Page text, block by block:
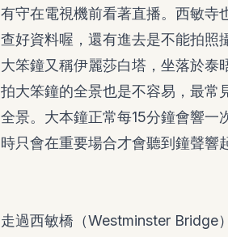
有守在電視機前看著直播。西敏寺
查好資料喔，還有進去是不能拍照
大笨鐘又稱伊麗莎白塔，坐落於泰
拍大笨鐘的全景也是不容易，最常
全景。大本鐘正常每15分鐘會響一
時只會在重要場合才會聽到鐘聲響
走過西敏橋（Westminster Bridge